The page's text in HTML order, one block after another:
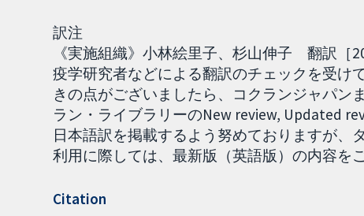
訳注
《実施組織》小林絵里子、杉山伸子 翻訳［
疫学研究者などによる翻訳のチェックを受け
きの点がございましたら、コクランジャパン
ラン・ライブラリーのNew review, Updated
日本語訳を掲載するよう努めておりますが、
利用に際しては、最新版（英語版）の内容を
Citation